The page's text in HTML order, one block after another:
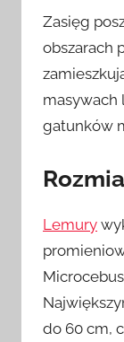
Zasięg
obszarach
masywach
gatunków
Lemury
do 60 cm,